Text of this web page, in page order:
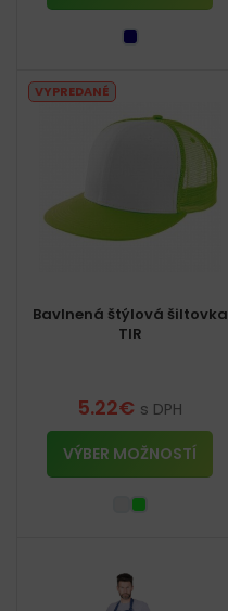
VYPREDANÉ
Bavlnená štýlová šiltovka
TIR
5.22€ s DPH
VÝBER MOŽNOSTÍ